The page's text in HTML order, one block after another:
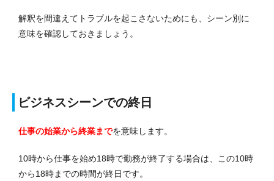
解釈を間違えてトラブルを起こさないためにも、シーン別に
意味を確認しておきましょう。
ビジネスシーンでの終日
仕事の始業から終業までを意味します。
10時から仕事を始め18時で勤務が終了する場合は、この10時
から18時までの時間が終日です。